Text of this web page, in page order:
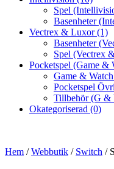
Spel
Basenheter
Vectrex & Luxor(1)
Basenheter
Spel (Vectrex
Pocketspel (Game &
Game & Watch
Pocketspel
Tillbehör (G &
Okategoriserad (0)
Hem /Webbutik / Switch /